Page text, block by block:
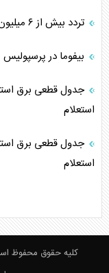
تردد بیش از ۶ میلیون زائر از مرزهای اربعینی کشور
بیفوما در
استعلام
استعلام
کلیه حقوق محفوظ